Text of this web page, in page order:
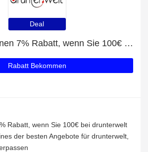
Deal
Erhalten Sie einen 7% Rabatt, wenn Sie 100€ bei drunterwelt ausgeben
Rabatt Bekommen
Rabatt, wenn Sie 100€ bei drunterwelt
der besten Angebote für drunterwelt,